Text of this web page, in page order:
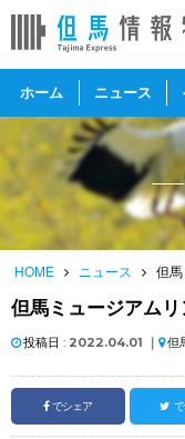
ホーム ニュース
HOME ニュース 但
但馬ミュージアムリ
投稿日 : 2022.04.01 ｜ 但
でシェア